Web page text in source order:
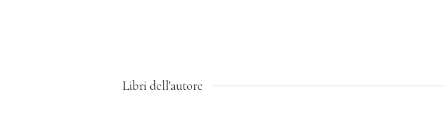
Libri dell'autore